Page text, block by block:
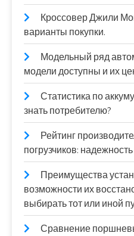
Кроссовер Джили
варианты покупки.
Модельный ряд
модели доступны и их
Статистика по
знать потребителю?
Рейтинг
погрузчиков:
Преимущества
возможности их
выбирать тот или иной
Сравнение